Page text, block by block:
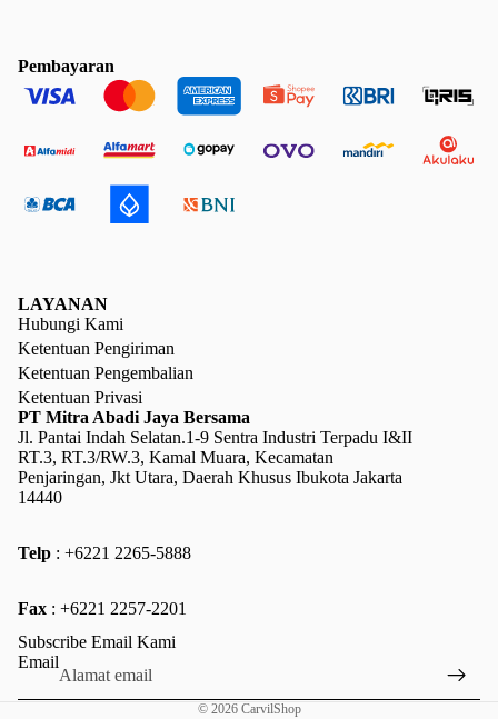
Pembayaran
LAYANAN
Hubungi Kami
Ketentuan Pengiriman
Ketentuan Pengembalian
Ketentuan Privasi
PT Mitra Abadi Jaya Bersama
Jl. Pantai Indah Selatan.1-9 Sentra Industri Terpadu I&II
RT.3, RT.3/RW.3, Kamal Muara, Kecamatan
Penjaringan, Jkt Utara, Daerah Khusus Ibukota Jakarta
14440
Telp : +6221 2265-5888
Fax : +6221 2257-2201
Subscribe Email Kami
Email
© 2026 CarvilShop